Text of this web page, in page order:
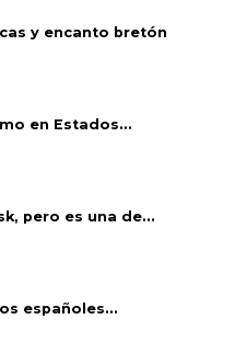
y encanto bretón
en Estados...
pero es una de...
españoles...